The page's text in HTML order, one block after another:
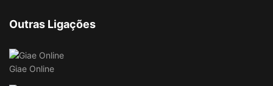
Outras Ligações
Giae Online